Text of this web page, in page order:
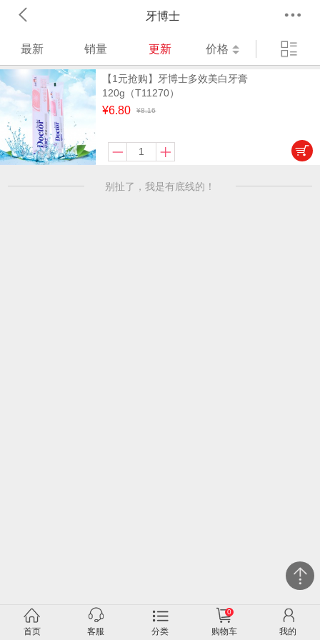
牙博士
最新 销量 更新 价格
【1元抢购】牙博士多效美白牙膏
120g（T11270）
¥6.80 ¥8.16
别扯了，我是有底线的！
首页 客服 分类
0
购物车 我的
关闭